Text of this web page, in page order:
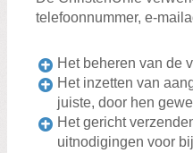
telefoonnummer, e-
Het beheren van de
Het inzetten van
juiste, door hen
Het gericht
uitnodigingen voor